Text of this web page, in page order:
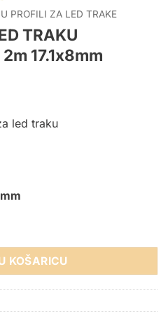
PROFILI ZA LED TRAKE
TRAKU
17.1x8mm
led traku
UGRADBENI CRNI 2m 17.1x8mm
KOŠARICU